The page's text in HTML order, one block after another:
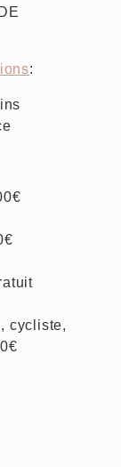
:
cycliste,